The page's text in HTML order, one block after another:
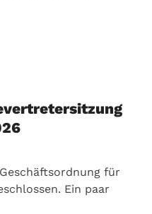
für
Ein paar